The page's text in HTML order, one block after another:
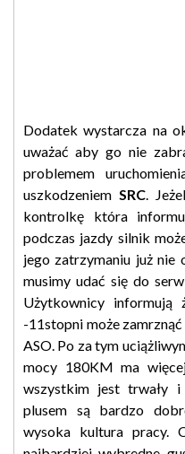
Dodatek wystarcza na
uważać aby go nie
problemem
uszkodzeniem SRC.
kontrolkę która
podczas jazdy silnik
jego zatrzymaniu już nie
musimy udać się do
Użytkownicy informują
-11stopni może
ASO. Po za tym
mocy 180KM ma
wszystkim jest trwały i
plusem są bardzo
wysoka kultura pracy.